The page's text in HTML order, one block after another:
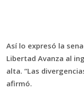
Así lo expresó la
Libertad Avanza al
alta. “Las
afirmó.